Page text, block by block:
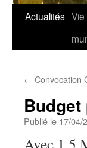
Aller
Actualités Vie
← Convocation
Publié le 17/04/
Avec 1,5